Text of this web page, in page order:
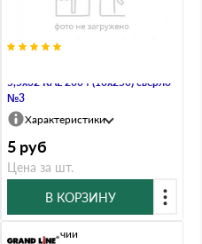
5,5х32 RAL 2004 (10х250) сверло
№3
Характеристики
5 руб
Цена за шт.
В КОРЗИНУ
В наличии